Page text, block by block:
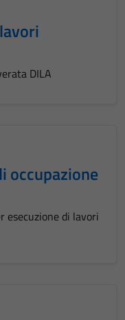
DILA
occupazione
esecuzione di lavori